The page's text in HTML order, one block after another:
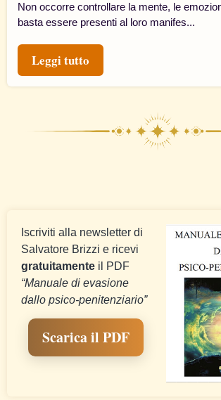
Non occorre controllare la mente, le
basta essere presenti al loro manifes...
Leggi tutto
Iscriviti alla newsletter di
Salvatore Brizzi e ricevi
gratuitamente il PDF
“Manuale di evasione
dallo psico-penitenziario”
Scarica il PDF